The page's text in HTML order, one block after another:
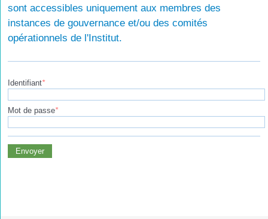
sont accessibles uniquement aux membres des
instances de gouvernance et/ou des comités
opérationnels de l'Institut.
Identifiant*
Mot de passe*
Envoyer